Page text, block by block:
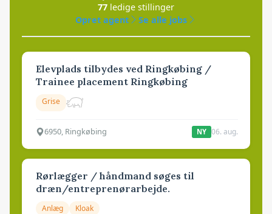
77 ledige stillinger
Opret agent
Se alle jobs
Elevplads tilbydes ved Ringkøbing /
Trainee placement Ringkøbing
Grise
6950, Ringkøbing NY 06. aug.
Rørlægger / håndmand søges til
dræn/entreprenørarbejde.
Anlæg Kloak